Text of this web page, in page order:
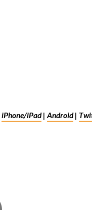
iPhone/iPad|Android|